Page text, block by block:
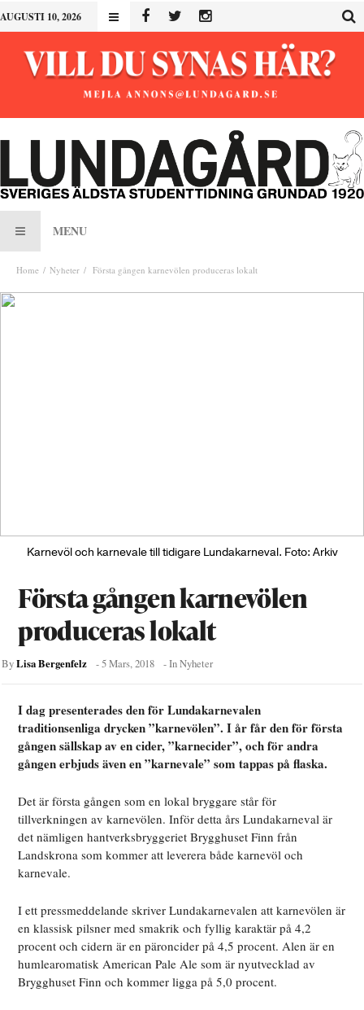
AUGUSTI 10, 2026
MENU
Home Nyheter Första gången karnevölen produceras lokalt
Karnevöl och karnevale till tidigare Lundakarneval. Foto: Arkiv
Första gången karnevölen
produceras lokalt
ByLisa Bergenfelz -5 Mars, 2018 - InNyheter
I dag presenterades den för Lundakarnevalen
traditionsenliga drycken ”karnevölen”. I år får den för första
gången sällskap av en cider, ”karnecider”, och för andra
gången erbjuds även en ”karnevale” som tappas på flaska.
Det är första gången som en lokal bryggare står för
tillverkningen av karnevölen. Inför detta års Lundakarneval är
det nämligen hantverksbryggeriet Brygghuset Finn från
Landskrona som kommer att leverera både karnevöl och
karnevale.
I ett pressmeddelande skriver Lundakarnevalen att karnevölen är
en klassisk pilsner med smakrik och fyllig karaktär på 4,2
procent och cidern är en päroncider på 4,5 procent. Alen är en
humlearomatisk American Pale Ale som är nyutvecklad av
Brygghuset Finn och kommer ligga på 5,0 procent.